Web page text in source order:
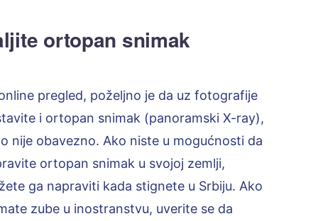
ortopan snimak
pregled, poželjno je da uz fotografije
i ortopan snimak (panoramski X-ray),
nije obavezno. Ako niste u mogućnosti da
ortopan snimak u svojoj zemlji,
ga napraviti kada stignete u Srbiju. Ako
zube u inostranstvu, uverite se da